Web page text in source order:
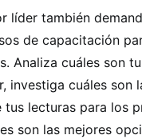
líder también
de capacitación
Analiza cuáles son
investiga cuáles son
lecturas para los
son las mejores